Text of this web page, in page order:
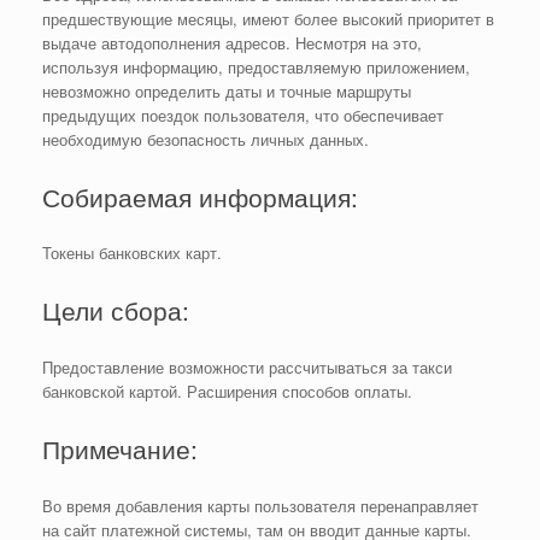
предшествующие месяцы, имеют более высокий приоритет в
выдаче автодополнения адресов. Несмотря на это,
используя информацию, предоставляемую приложением,
невозможно определить даты и точные маршруты
предыдущих поездок пользователя, что обеспечивает
необходимую безопасность личных данных.
Собираемая информация:
Токены банковских карт.
Цели сбора:
Предоставление возможности рассчитываться за такси
банковской картой. Расширения способов оплаты.
Примечание:
Во время добавления карты пользователя перенаправляет
на сайт платежной системы, там он вводит данные карты.